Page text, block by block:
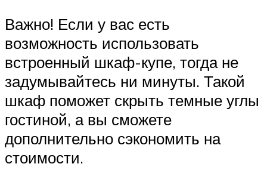
Важно! Если у вас есть
возможность использовать
встроенный шкаф-купе, тогда не
задумывайтесь ни минуты. Такой
шкаф поможет скрыть темные углы
гостиной, а вы сможете
дополнительно сэкономить на
стоимости.